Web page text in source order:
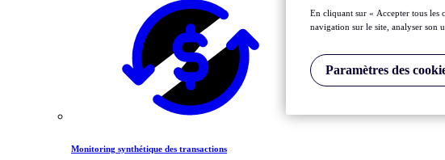
Monitoring synthétique des transactions
En cliquant sur « Accepter tous les
navigation sur le site, analyser son
Paramètres des